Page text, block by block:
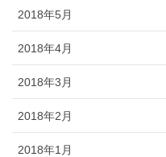
2018年5月
2018年4月
2018年3月
2018年2月
2018年1月